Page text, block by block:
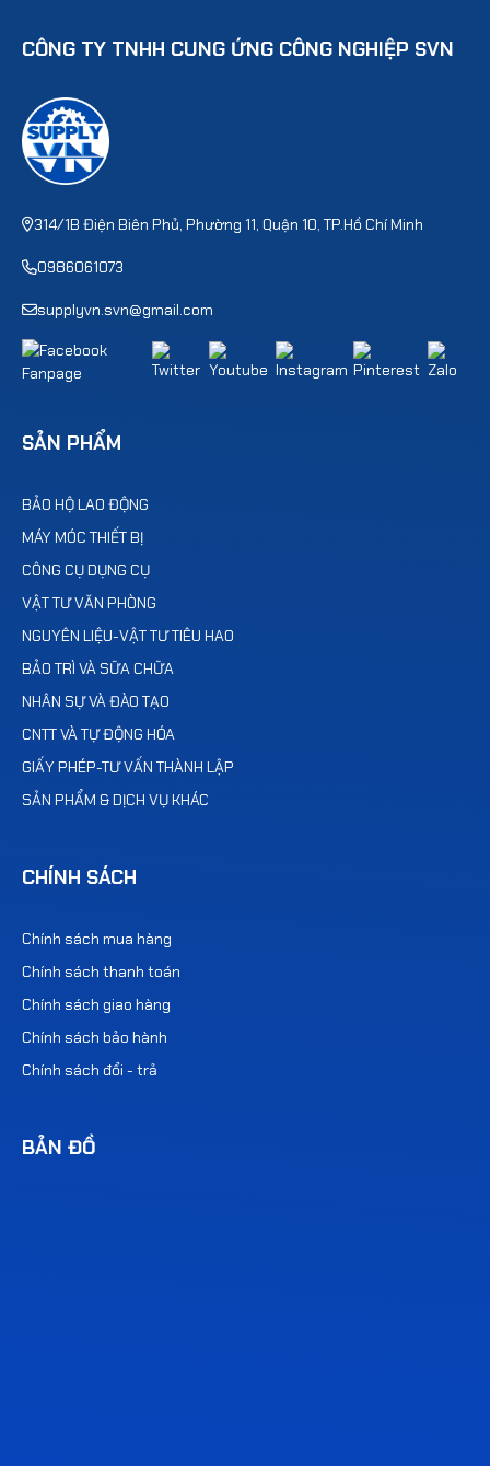
CÔNG TY TNHH CUNG ỨNG CÔNG NGHIỆP SVN
314/1B Điện Biên Phủ, Phường 11, Quận 10, TP.Hồ Chí Minh
0986061073
supplyvn.svn@gmail.com
SẢN PHẨM
BẢO HỘ LAO ĐỘNG
MÁY MÓC THIẾT BỊ
CÔNG CỤ DỤNG CỤ
VẬT TƯ VĂN PHÒNG
NGUYÊN LIỆU-VẬT TƯ TIÊU HAO
BẢO TRÌ VÀ SỮA CHỮA
NHÂN SỰ VÀ ĐÀO TẠO
CNTT VÀ TỰ ĐỘNG HÓA
GIẤY PHÉP-TƯ VẤN THÀNH LẬP
SẢN PHẨM & DỊCH VỤ KHÁC
CHÍNH SÁCH
Chính sách mua hàng
Chính sách thanh toán
Chính sách giao hàng
Chính sách bảo hành
Chính sách đổi - trả
BẢN ĐỒ